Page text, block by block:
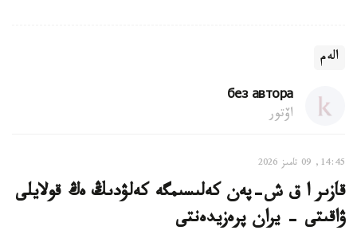
الەم
без автора
اۆتور
14:45, 09 تامىز 2026
قازىر ا ق ش-پەن كەلىسىمگە كەلۋدىڭ ەڭ قولايلى
ۋاقىتى - يران پرەزيدەنتى